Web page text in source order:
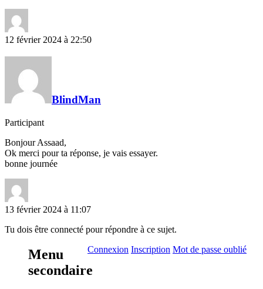
12 février 2024 à 22:50
BlindMan
Participant
Bonjour Assaad,
Ok merci pour ta réponse, je vais essayer.
bonne journée
13 février 2024 à 11:07
Tu dois être connecté pour répondre à ce sujet.
Connexion Inscription Mot de passe oublié
Menu
secondaire